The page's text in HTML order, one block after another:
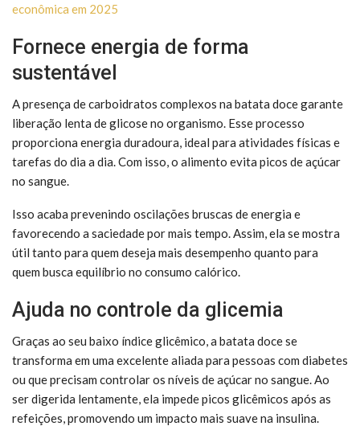
econômica em 2025
Fornece energia de forma
sustentável
A presença de carboidratos complexos na batata doce garante
liberação lenta de glicose no organismo. Esse processo
proporciona energia duradoura, ideal para atividades físicas e
tarefas do dia a dia. Com isso, o alimento evita picos de açúcar
no sangue.
Isso acaba prevenindo oscilações bruscas de energia e
favorecendo a saciedade por mais tempo. Assim, ela se mostra
útil tanto para quem deseja mais desempenho quanto para
quem busca equilíbrio no consumo calórico.
Ajuda no controle da glicemia
Graças ao seu baixo índice glicêmico, a batata doce se
transforma em uma excelente aliada para pessoas com diabetes
ou que precisam controlar os níveis de açúcar no sangue. Ao
ser digerida lentamente, ela impede picos glicêmicos após as
refeições, promovendo um impacto mais suave na insulina.